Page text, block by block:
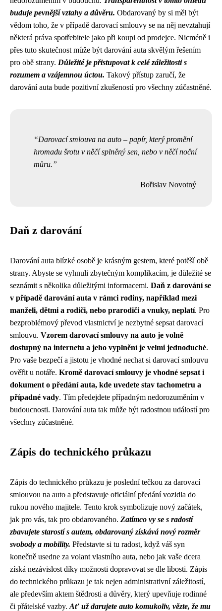
buduje pevnější vztahy a důvěru. Obdarovaný by si měl být
vědom toho, že v případě darovací smlouvy se na něj nevztahují
některá práva spotřebitele jako při koupi od prodejce. Nicméně i
přes tuto skutečnost může být darování auta skvělým řešením
pro obě strany. Důležité je přistupovat k celé záležitosti s
rozumem a vzájemnou úctou. Takový přístup zaručí, že
darování auta bude pozitivní zkušeností pro všechny zúčastněné.
Darovací smlouva na auto – papír, který promění
hromadu šrotu v něčí splněný sen, nebo v něčí noční
můru.
Bořislav Novotný
Daň z darování
Darování auta blízké osobě je krásným gestem, které potěší obě
strany. Abyste se vyhnuli zbytečným komplikacím, je důležité se
seznámit s několika důležitými informacemi. Daň z darování se
v případě darování auta v rámci rodiny, například mezi
manželi, dětmi a rodiči, nebo prarodiči a vnuky, neplatí. Pro
bezproblémový převod vlastnictví je nezbytné sepsat darovací
smlouvu. Vzorem darovací smlouvy na auto je volně
dostupný na internetu a jeho vyplnění je velmi jednoduché.
Pro vaše bezpečí a jistotu je vhodné nechat si darovací smlouvu
ověřit u notáře. Kromě darovací smlouvy je vhodné sepsat i
dokument o předání auta, kde uvedete stav tachometru a
případné vady. Tím předejdete případným nedorozuměním v
budoucnosti. Darování auta tak může být radostnou událostí pro
všechny zúčastněné.
Zápis do technického průkazu
Zápis do technického průkazu je poslední tečkou za darovací
smlouvou na auto a představuje oficiální předání vozidla do
rukou nového majitele. Tento krok symbolizuje nový začátek,
jak pro vás, tak pro obdarovaného. Zatímco vy se s radostí
zbavujete starostí s autem, obdarovaný získává nový rozměr
svobody a mobility. Představte si tu radost, když váš syn
konečně usedne za volant vlastního auta, nebo jak vaše dcera
získá nezávislost díky možnosti dopravovat se dle libosti. Zápis
do technického průkazu je tak nejen administrativní záležitostí,
ale především aktem štědrosti a důvěry, který upevňuje rodinné
či přátelské vazby. Ať už darujete auto komukoliv, vězte, že mu